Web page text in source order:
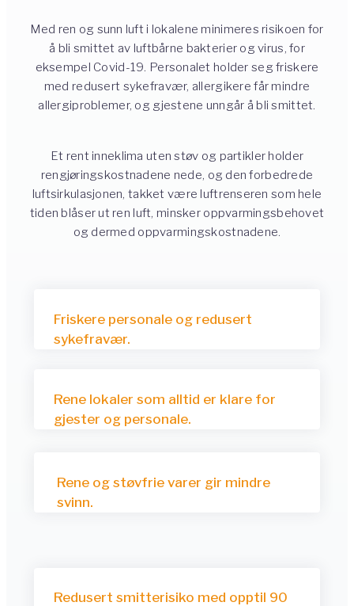
Med ren og sunn luft i lokalene minimeres risikoen for
å bli smittet av luftbårne bakterier og virus, for
eksempel Covid-19. Personalet holder seg friskere
med redusert sykefravær, allergikere får mindre
allergiproblemer, og gjestene unngår å bli smittet.
Et rent inneklima uten støv og partikler holder
rengjøringskostnadene nede, og den forbedrede
luftsirkulasjonen, takket være luftrenseren som hele
tiden blåser ut ren luft, minsker oppvarmingsbehovet
og dermed oppvarmingskostnadene.
Friskere personale og redusert
sykefravær.
Rene lokaler som alltid er klare for
gjester og personale.
Rene og støvfrie varer gir mindre
svinn.
Redusert smitterisiko med opptil 90